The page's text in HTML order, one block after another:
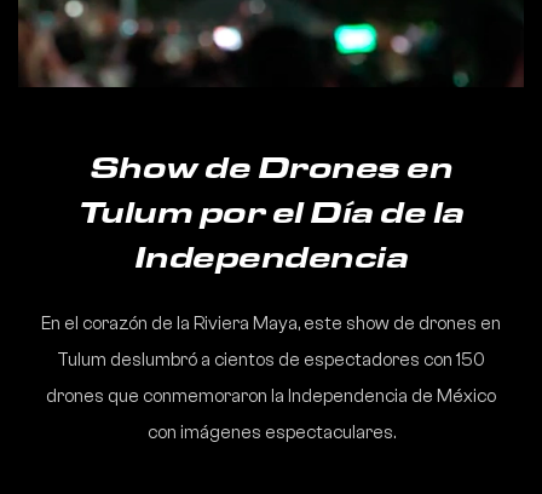
Show de Drones en
Tulum por el Día de la
Independencia
En el corazón de la Riviera Maya, este show de drones en
Tulum deslumbró a cientos de espectadores con 150
drones que conmemoraron la Independencia de México
con imágenes espectaculares.